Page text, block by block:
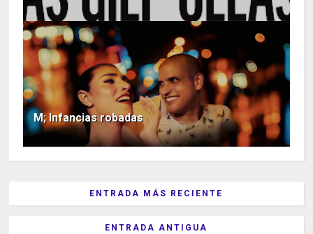
M; Infancias robadas
ENTRADA MÁS RECIENTE
ENTRADA ANTIGUA